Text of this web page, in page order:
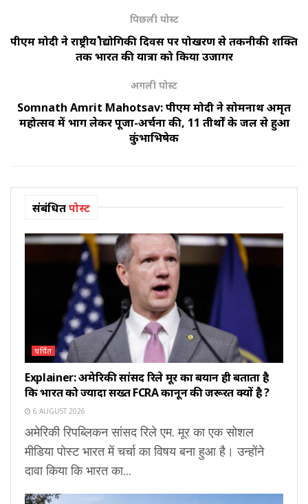
पिछली पोस्ट
पीएम मोदी ने राष्ट्रीय प्रौद्योगिकी दिवस पर पोखरण से तकनीकी शक्ति
तक भारत की यात्रा को किया उजागर
अगली पोस्ट
Somnath Amrit Mahotsav: पीएम मोदी ने सोमनाथ अमृत
महोत्सव में भाग लेकर पूजा-अर्चना की, 11 तीर्थों के जल से हुआ
कुंभाभिषेक
संबंधितपोस्ट
चर्चित
Explainer: अमेरिकी सांसद रिले मूर का बयान ही बताता है
कि भारत को ज्यादा सख्त FCRA कानून की जरूरत क्यों है ?
6 AUGUST 2026
अमेरिकी रिपब्लिकन सांसद रिले एम. मूर का एक सोशल
मीडिया पोस्ट भारत में चर्चा का विषय बना हुआ है। उन्होंने
दावा किया कि भारत का...